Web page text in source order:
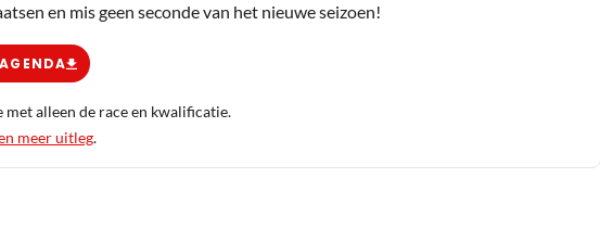
en mis geen seconde van het nieuwe seizoen!
met alleen de race en kwalificatie.
meer uitleg.